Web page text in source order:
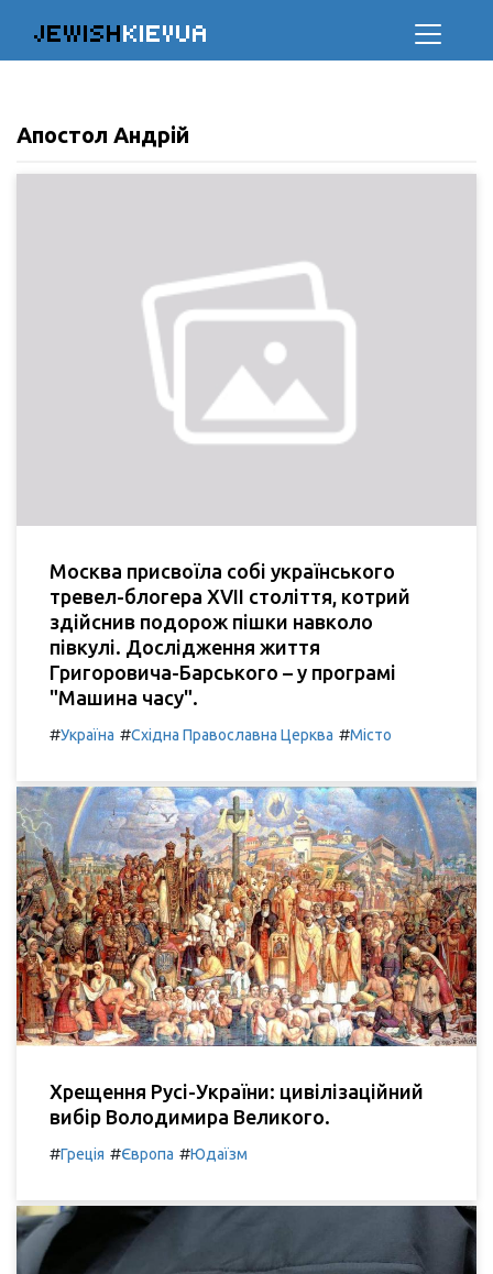
JEWISHKIEVUA
Апостол Андрій
Москва присвоїла собі українського
тревел-блогера XVII століття, котрий
здійснив подорож пішки навколо
півкулі. Дослідження життя
Григоровича-Барського – у програмі
"Машина часу".
#Україна #Східна Православна Церква #Місто
Хрещення Русі-України: цивілізаційний
вибір Володимира Великого.
#Греція #Європа #Юдаїзм